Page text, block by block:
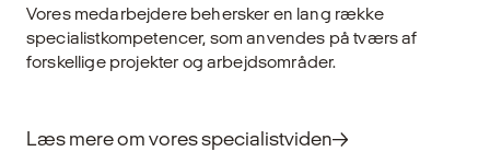
Vores medarbejdere behersker en lang række
specialistkompetencer, som anvendes på tværs af
forskellige projekter og arbejdsområder.
Læs mere om vores specialistviden